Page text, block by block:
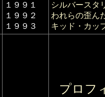
１９９１
１９９２
１９９３
シルバースタ
われらの歪ん
キッド・カッ
プロフ